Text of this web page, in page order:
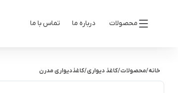
محصولات درباره ما تماس با ما
خانه/محصولات/کاغذ دیواری/کاغذدیواری مدرن